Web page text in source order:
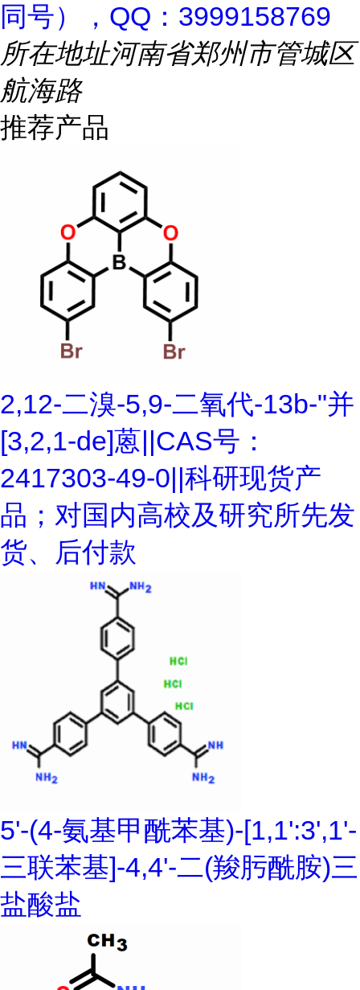
同号），QQ：3999158769
所在地址河南省郑州市管城区
航海路
推荐产品
2,12-二溴-5,9-二氧代-13b-"并
[3,2,1-de]蒽||CAS号：
2417303-49-0||科研现货产
品；对国内高校及研究所先发
货、后付款
5'-(4-氨基甲酰苯基)-[1,1':3',1'-
三联苯基]-4,4'-二(羧肟酰胺)三
盐酸盐